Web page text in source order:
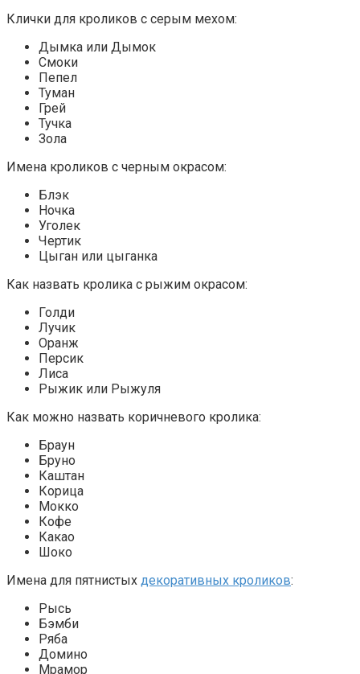
Клички для кроликов с серым мехом:
Дымка или Дымок
Смоки
Пепел
Туман
Грей
Тучка
Зола
Имена кроликов с черным окрасом:
Блэк
Ночка
Уголек
Чертик
Цыган или цыганка
Как назвать кролика с рыжим окрасом:
Голди
Лучик
Оранж
Персик
Лиса
Рыжик или Рыжуля
Как можно назвать коричневого кролика:
Браун
Бруно
Каштан
Корица
Мокко
Кофе
Какао
Шоко
Имена для пятнистых декоративных кроликов:
Рысь
Бэмби
Ряба
Домино
Мрамор